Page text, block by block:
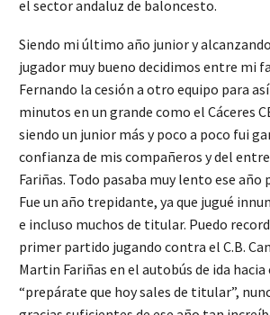
el sector andaluz de baloncesto.
Siendo mi último año junior y
jugador muy bueno decidimos entre mi
Fernando la cesión a otro equipo para
minutos en un grande como el Cáceres
siendo un junior más y poco a poco fui
confianza de mis compañeros y del
Fariñas. Todo pasaba muy lento ese año
Fue un año trepidante, ya que jugué
e incluso muchos de titular. Puedo
primer partido jugando contra el C.B.
Martin Fariñas en el autobús de ida
“prepárate que hoy sales de titular”,